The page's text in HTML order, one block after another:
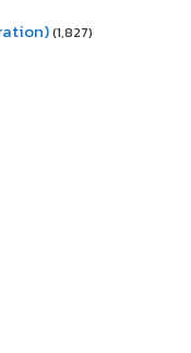
(1,827)